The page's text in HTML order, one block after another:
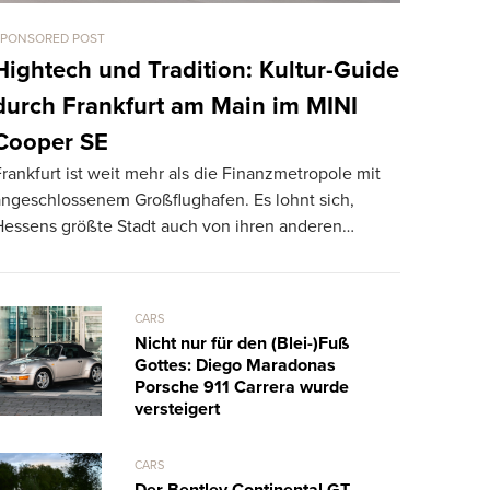
POST
und Tradition: Kultur-Guide
Frankfurt am Main im MINI
SE
ist weit mehr als die Finanzmetropole mit
Großflughafen. Es lohnt sich,
größte Stadt auch von ihren anderen…
CARS
Nicht nur für den (Blei-)Fuß
Gottes: Diego Maradonas
Porsche 911 Carrera wurde
versteigert
CARS